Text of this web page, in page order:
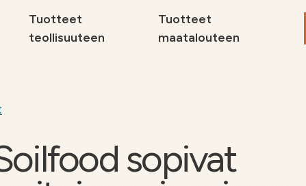
Tuotteet
teollisuuteen
Tuotteet
maatalouteen
sopivat